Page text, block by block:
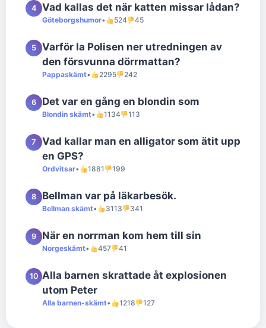
4 Vad kallas det när katten missar lådan?
Göteborgshumor• 524 45
5
Varför la Polisen ner utredningen av
den försvunna dörrmattan?
Pappaskämt• 2295 242
6 Det var en gång en blondin som
Blondin skämt• 1134 113
7
Vad kallar man en alligator som ätit upp
en GPS?
Ordvitsar• 1881 199
8 Bellman var på läkarbesök.
Bellman skämt• 3113 341
9 När en norrman kom hem till sin
Norgeskämt• 457 41
10 Alla barnen skrattade åt explosionen
utom Peter
Alla barnen-skämt• 1218 127